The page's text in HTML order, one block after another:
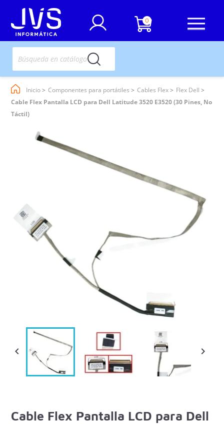
0
Inicio Componentes para portátiles Cables Flex
Flex Dell
Cable Flex Pantalla LCD para Dell Latitude 3520 E3520 (30 Pines, No
Táctil)
 
Cable Flex Pantalla LCD para Dell